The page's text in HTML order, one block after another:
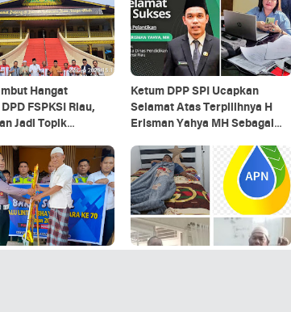
Hangat
FSPKSI Riau,
Jadi Topik
Ketum DPP SPI Ucapkan
Selamat Atas Terpilihnya H
Erisman Yahya MH Sebagai